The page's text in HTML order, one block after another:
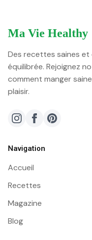
Ma Vie Healthy
Des recettes saines et
équilibrée. Rejoignez
comment manger
plaisir.
Navigation
Accueil
Recettes
Magazine
Blog